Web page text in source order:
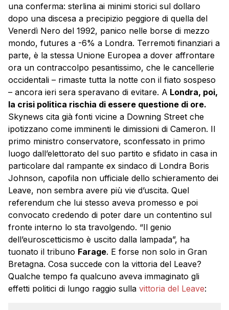
una conferma: sterlina ai minimi storici sul dollaro
dopo una discesa a precipizio peggiore di quella del
Venerdì Nero del 1992, panico nelle borse di mezzo
mondo, futures a -6% a Londra. Terremoti finanziari a
parte, è la stessa Unione Europea a dover affrontare
ora un contraccolpo pesantissimo, che le cancellerie
occidentali – rimaste tutta la notte con il fiato sospeso
– ancora ieri sera speravano di evitare. A Londra, poi,
la crisi politica rischia di essere questione di ore.
Skynews cita già fonti vicine a Downing Street che
ipotizzano come imminenti le dimissioni di Cameron. Il
primo ministro conservatore, sconfessato in primo
luogo dall’elettorato del suo partito e sfidato in casa in
particolare dal rampante ex sindaco di Londra Boris
Johnson, capofila non ufficiale dello schieramento dei
Leave, non sembra avere più vie d’uscita. Quel
referendum che lui stesso aveva promesso e poi
convocato credendo di poter dare un contentino sul
fronte interno lo sta travolgendo. “Il genio
dell’euroscetticismo è uscito dalla lampada”, ha
tuonato il tribuno Farage. E forse non solo in Gran
Bretagna. Cosa succede con la vittoria del Leave?
Qualche tempo fa qualcuno aveva immaginato gli
effetti politici di lungo raggio sulla vittoria del Leave: